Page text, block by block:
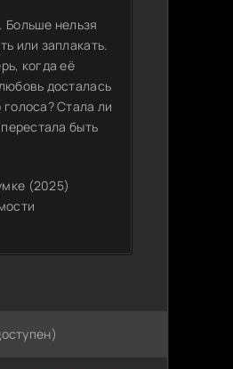
нельзя
или заплакать.
когда её
досталась
Стала ли
быть
(2025)